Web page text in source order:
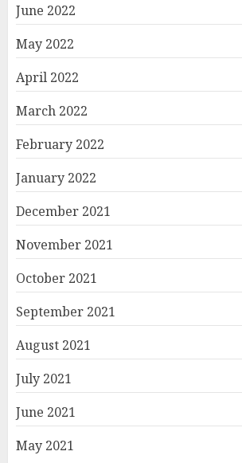
June 2022
May 2022
April 2022
March 2022
February 2022
January 2022
December 2021
November 2021
October 2021
September 2021
August 2021
July 2021
June 2021
May 2021